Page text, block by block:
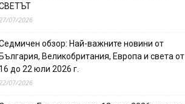
07/2026
обзор: Най-важните новини от
Великобритания, Европа и света от
до 22 юли 2026 г.
07/2026